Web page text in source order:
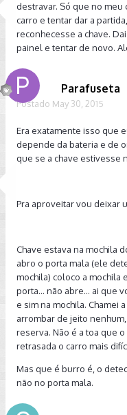
destravar. Só que no
carro e tentar dar a
reconhecesse a chave.
painel e tentar de novo.
Parafuseta
Postado May 30, 2015
Era exatamente isso que
depende da bateria e de
que se a chave estivesse
Pra aproveitar vou deixar
Chave estava na mochila
abro o porta mala (ele
mochila) coloco a mochila
porta... não abre... ai que
e sim na mochila. Chamei
arrombar de jeito
reserva. Não é a toa que
retrasada o carro mais
Mas que é burro é, o
não no porta mala.